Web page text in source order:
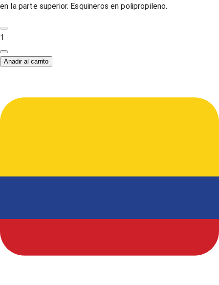
en la parte superior. Esquineros en polipropileno.
1
Anadir al carrito